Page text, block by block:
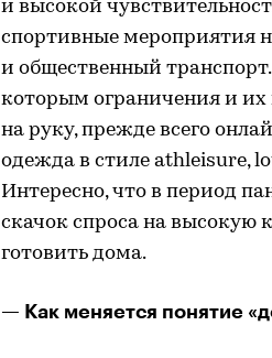
и высокой
спортивные мероприятия
и общественный
которым ограничения и их
на руку, прежде всего
одежда в стиле athleisure,
Интересно, что в период
скачок спроса на
готовить дома.
— Как меняется понятие